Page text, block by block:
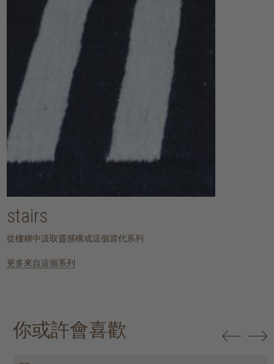
stairs
從樓梯中汲取靈感構成這個當代系列
更多來自這個系列
你或許會喜歡